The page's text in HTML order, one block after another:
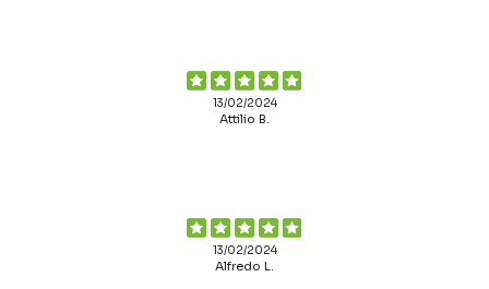
13/02/2024
Attilio B.
13/02/2024
Alfredo L.